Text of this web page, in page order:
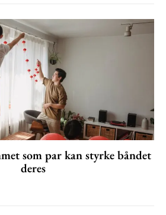
som par kan styrke båndet
deres